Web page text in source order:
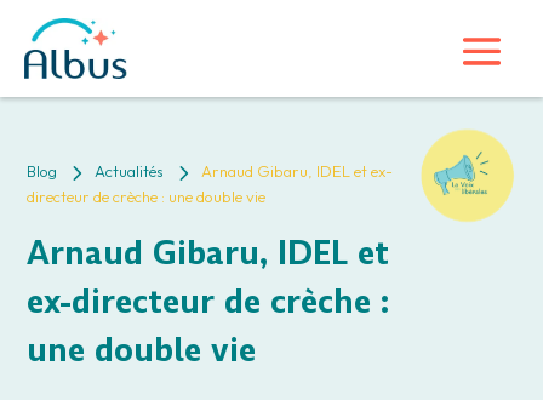
Blog 5 Actualités 5
Arnaud Gibaru, IDEL et ex-
directeur de crèche : une double vie
Arnaud Gibaru, IDEL et
ex-directeur de crèche :
une double vie